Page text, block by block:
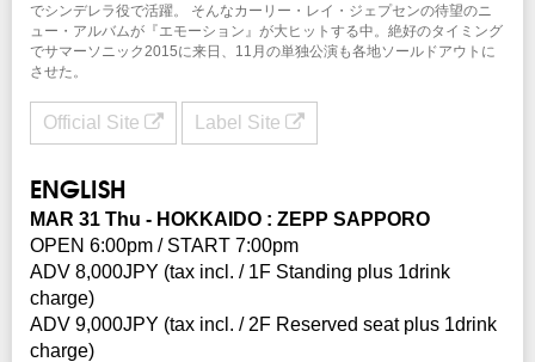
でシンデレラ役で活躍。 そんなカーリー・レイ・ジェプセンの待望のニ
ュー・アルバムが『エモーション』が大ヒットする中。絶好のタイミング
でサマーソニック2015に来日、11月の単独公演も各地ソールドアウトに
させた。
Official Site Label Site
ENGLISH
MAR 31 Thu - HOKKAIDO : ZEPP SAPPORO
OPEN 6:00pm / START 7:00pm
ADV 8,000JPY (tax incl. / 1F Standing plus 1drink
charge)
ADV 9,000JPY (tax incl. / 2F Reserved seat plus 1drink
charge)